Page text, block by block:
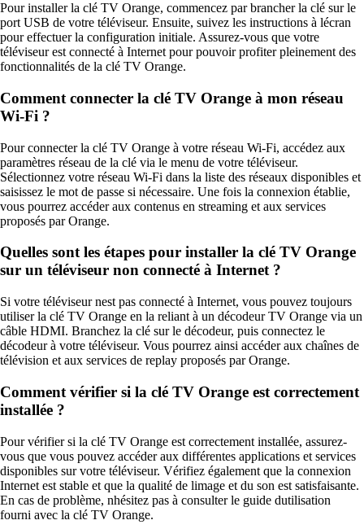
Pour installer la clé TV Orange, commencez par brancher la clé sur le
port USB de votre téléviseur. Ensuite, suivez les instructions à lécran
pour effectuer la configuration initiale. Assurez-vous que votre
téléviseur est connecté à Internet pour pouvoir profiter pleinement des
fonctionnalités de la clé TV Orange.
Comment connecter la clé TV Orange à mon réseau
Wi-Fi ?
Pour connecter la clé TV Orange à votre réseau Wi-Fi, accédez aux
paramètres réseau de la clé via le menu de votre téléviseur.
Sélectionnez votre réseau Wi-Fi dans la liste des réseaux disponibles et
saisissez le mot de passe si nécessaire. Une fois la connexion établie,
vous pourrez accéder aux contenus en streaming et aux services
proposés par Orange.
Quelles sont les étapes pour installer la clé TV Orange
sur un téléviseur non connecté à Internet ?
Si votre téléviseur nest pas connecté à Internet, vous pouvez toujours
utiliser la clé TV Orange en la reliant à un décodeur TV Orange via un
câble HDMI. Branchez la clé sur le décodeur, puis connectez le
décodeur à votre téléviseur. Vous pourrez ainsi accéder aux chaînes de
télévision et aux services de replay proposés par Orange.
Comment vérifier si la clé TV Orange est correctement
installée ?
Pour vérifier si la clé TV Orange est correctement installée, assurez-
vous que vous pouvez accéder aux différentes applications et services
disponibles sur votre téléviseur. Vérifiez également que la connexion
Internet est stable et que la qualité de limage et du son est satisfaisante.
En cas de problème, nhésitez pas à consulter le guide dutilisation
fourni avec la clé TV Orange.